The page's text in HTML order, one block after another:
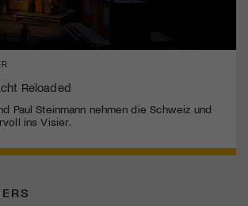
Reloaded
Paul Steinmann nehmen die Schweiz und
ins Visier.